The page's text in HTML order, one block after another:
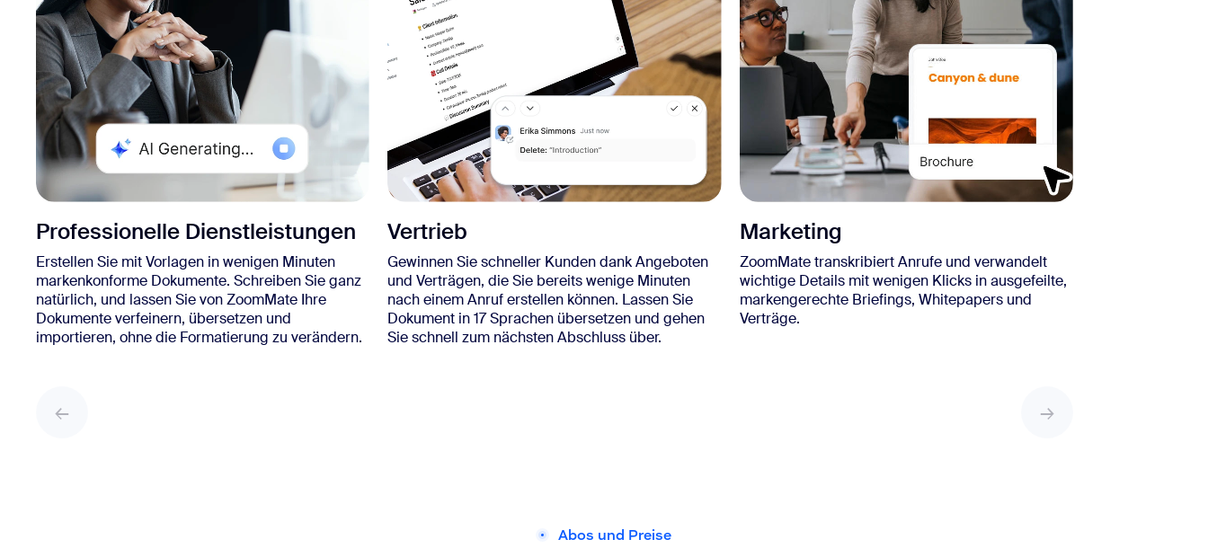
Professionelle Dienstleistungen
Erstellen Sie mit Vorlagen in wenigen Minuten
markenkonforme Dokumente. Schreiben Sie ganz
natürlich, und lassen Sie von ZoomMate Ihre
Dokumente verfeinern, übersetzen und
importieren, ohne die Formatierung zu verändern.
Vertrieb
Gewinnen Sie schneller Kunden dank Angeboten
und Verträgen, die Sie bereits wenige Minuten
nach einem Anruf erstellen können. Lassen Sie
Dokument in 17 Sprachen übersetzen und gehen
Sie schnell zum nächsten Abschluss über.
Marketing
ZoomMate transkribiert Anrufe und verwandelt
wichtige Details mit wenigen Klicks in ausgefeilte,
markengerechte Briefings, Whitepapers und
Verträge.
Abos und Preise